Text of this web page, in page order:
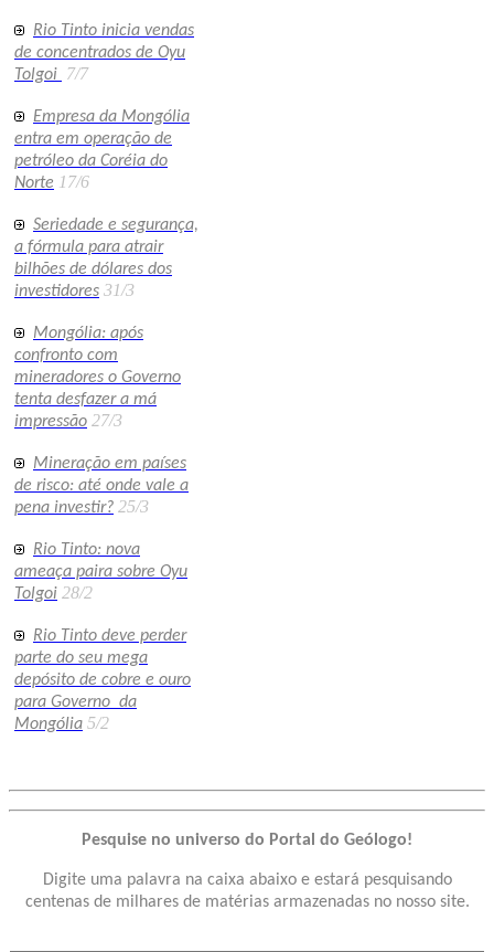
Rio Tinto inicia vendas
de concentrados de Oyu
Tolgoi
7/7
Empresa da Mongólia
entra em operação de
petróleo da Coréia do
Norte 17/6
Seriedade e segurança,
a fórmula para atrair
bilhões de dólares dos
investidores 31/3
Mongólia: após
confronto com
mineradores o Governo
tenta desfazer a má
impressão 27/3
Mineração em países
de risco: até onde vale a
pena investir? 25/3
Rio Tinto: nova
ameaça paira sobre Oyu
Tolgoi 28/2
Rio Tinto deve perder
parte do seu mega
depósito de cobre e ouro
para Governo da
Mongólia 5/2
Pesquise no universo do Portal do Geólogo!
Digite uma palavra na caixa abaixo e estará pesquisando
centenas de milhares de matérias armazenadas no nosso site.